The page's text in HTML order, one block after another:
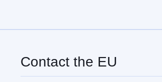
Contact the EU